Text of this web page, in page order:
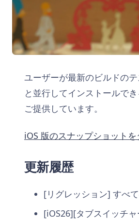
ユーザーが最新のビルドの
と並行してインストールで
ご提供しています。
iOS 版のスナップショット
更新履歴
[リグレッション] すべ
[iOS26][タブスイッチ